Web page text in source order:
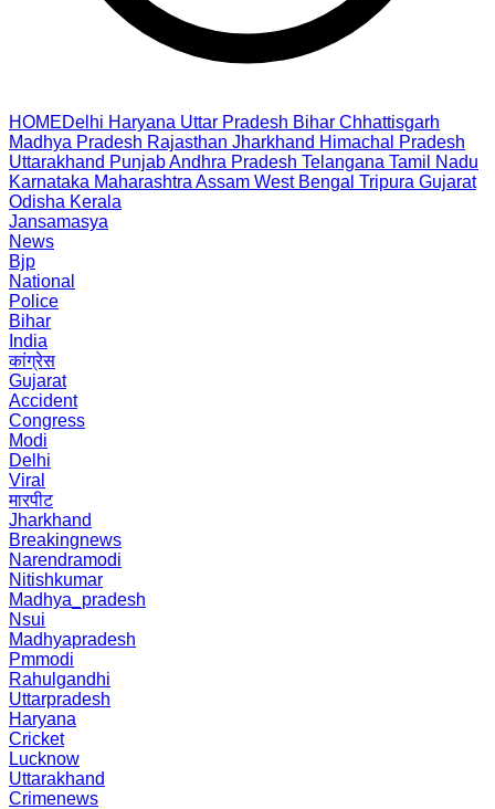
HOMEDelhi Haryana Uttar Pradesh Bihar Chhattisgarh
Madhya Pradesh Rajasthan Jharkhand Himachal Pradesh
Uttarakhand PunjabAndhra Pradesh Telangana Tamil Nadu
Karnataka Maharashtra Assam West Bengal Tripura Gujarat
Odisha Kerala
Jansamasya
News
Bjp
National
Police
Bihar
India
कांग्रेस
Gujarat
Accident
Congress
Modi
Delhi
Viral
मारपीट
Jharkhand
Breakingnews
Narendramodi
Nitishkumar
Madhya_pradesh
Nsui
Madhyapradesh
Pmmodi
Rahulgandhi
Uttarpradesh
Haryana
Cricket
Lucknow
Uttarakhand
Crimenews